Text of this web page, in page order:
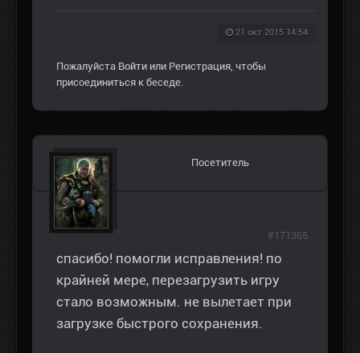
21 окт 2015 14:54
Пожалуйста Войти или Регистрация , чтобы
присоединиться к беседе.
Посетитель
спасибо! помогли исправления! по
крайней мере, перезагрузить игру
стало возможным. не вылетает при
загрузке быстрого сохранения.
#171365